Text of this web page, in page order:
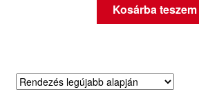
Kosárba teszem